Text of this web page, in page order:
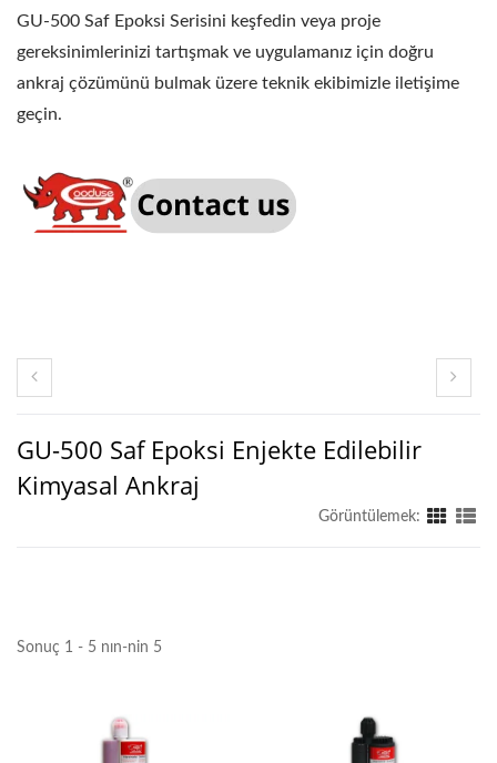
GU-500 Saf Epoksi Serisini keşfedin veya proje
gereksinimlerinizi tartışmak ve uygulamanız için doğru
ankraj çözümünü bulmak üzere teknik ekibimizle iletişime
geçin.
GU-500 Saf Epoksi Enjekte Edilebilir
Kimyasal Ankraj
Görüntülemek:
Sonuç 1 - 5 nın-nin 5